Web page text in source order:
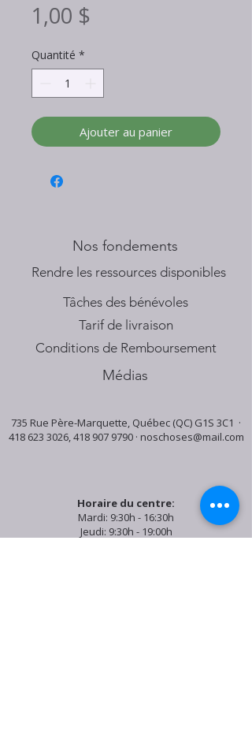
1,00 $
Quantité *
Ajouter au panier
Nos fondements
​Rendre les ressources disponibles
Tâches des bénévoles
Tarif de livraison
Conditions de Remboursement
Médias
735 Rue Père-Marquette, Québec (QC) G1S 3C1 ·
418 623 3026,418 907 9790· noschoses@mail.com
Horaire du centre:
Mardi: 9:30h - 16:30h
Jeudi: 9:30h - 19:00h